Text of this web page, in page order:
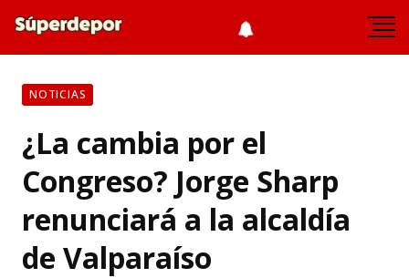
NOTICIAS
¿La cambia por el
Congreso? Jorge Sharp
renunciará a la alcaldía
de Valparaíso